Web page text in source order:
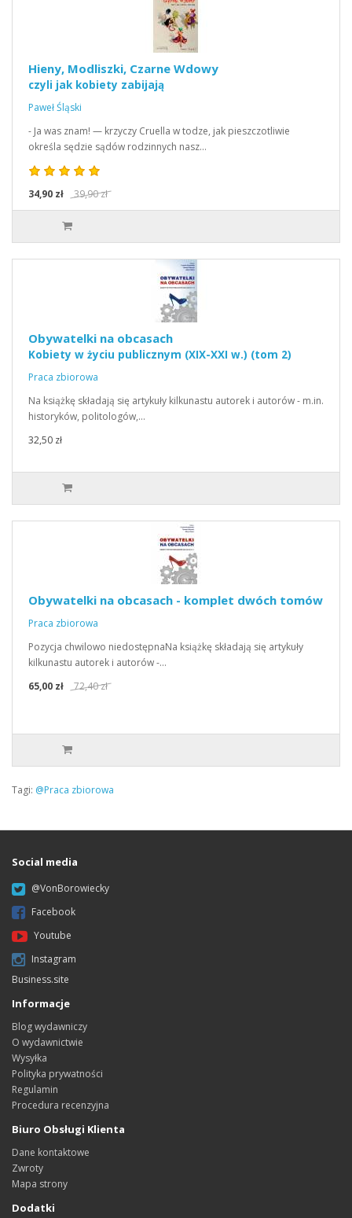
Hieny, Modliszki, Czarne Wdowy
czyli jak kobiety zabijają
Paweł Śląski
- Ja was znam! — krzyczy Cruella w todze, jak pieszczotliwie
określa sędzie sądów rodzinnych nasz…
34,90 zł 39,90 zł
Obywatelki na obcasach
Kobiety w życiu publicznym (XIX-XXI w.) (tom 2)
Praca zbiorowa
Na książkę składają się artykuły kilkunastu autorek i autorów - m.in.
historyków, politologów,…
32,50 zł
Obywatelki na obcasach - komplet dwóch tomów
Praca zbiorowa
Pozycja chwilowo niedostępnaNa książkę składają się artykuły
kilkunastu autorek i autorów -…
65,00 zł
72,40 zł
Tagi: @Praca zbiorowa
Social media
@VonBorowiecky
Facebook
Youtube
Instagram
Business.site
Informacje
Blog wydawniczy
O wydawnictwie
Wysyłka
Polityka prywatności
Regulamin
Procedura recenzyjna
Biuro Obsługi Klienta
Dane kontaktowe
Zwroty
Mapa strony
Dodatki